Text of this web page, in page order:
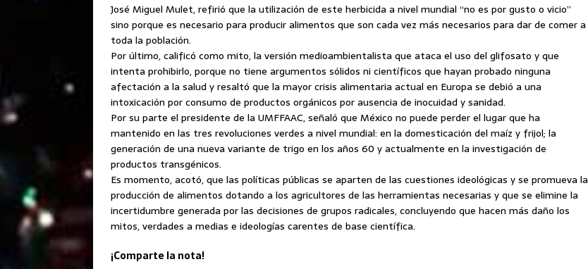
José Miguel Mulet, refirió que la utilización de este herbicida a nivel mundial “no es por gusto o vicio”
sino porque es necesario para producir alimentos que son cada vez más necesarios para dar de comer a
toda la población.
Por último, calificó como mito, la versión medioambientalista que ataca el uso del glifosato y que
intenta prohibirlo, porque no tiene argumentos sólidos ni científicos que hayan probado ninguna
afectación a la salud y resaltó que la mayor crisis alimentaria actual en Europa se debió a una
intoxicación por consumo de productos orgánicos por ausencia de inocuidad y sanidad.
Por su parte el presidente de la UMFFAAC, señaló que México no puede perder el lugar que ha
mantenido en las tres revoluciones verdes a nivel mundial: en la domesticación del maíz y frijol; la
generación de una nueva variante de trigo en los años 60 y actualmente en la investigación de
productos transgénicos.
Es momento, acotó, que las políticas públicas se aparten de las cuestiones ideológicas y se promueva la
producción de alimentos dotando a los agricultores de las herramientas necesarias y que se elimine la
incertidumbre generada por las decisiones de grupos radicales, concluyendo que hacen más daño los
mitos, verdades a medias e ideologías carentes de base científica.
¡Comparte la nota!